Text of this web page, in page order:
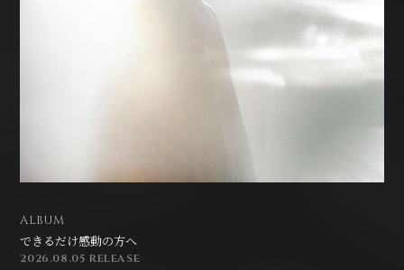
ALBUM
できるだけ感動の方へ
2026.08.05 RELEASE